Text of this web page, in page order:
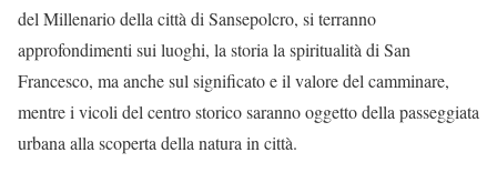
del Millenario della città di Sansepolcro, si terranno
approfondimenti sui luoghi, la storia la spiritualità di San
Francesco, ma anche sul significato e il valore del camminare,
mentre i vicoli del centro storico saranno oggetto della passeggiata
urbana alla scoperta della natura in città.